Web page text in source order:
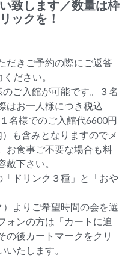
致します／数量は枠
ックを！
だきご予約の際にご返答
ださい。
ご入館が可能です。３名
はお一人様につき税込
名様でのご入館代6600円
も含みとなりますのでメ
お食事ご不要な場合も料
下さい。
ドリンク３種」と「おや
よりご希望時間の会を選
ンの方は「カートに追
の後カートマークをクリ
いたします。